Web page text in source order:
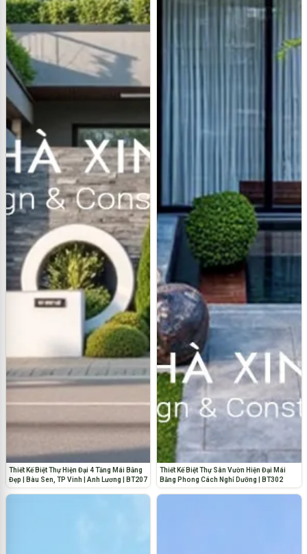
Thiết Kế Biệt Thự Hiện Đại 4 Tầng Mái Bằng
Đẹp | Bàu Sen, TP Vinh | Anh Lương | BT207
Thiết Kế Biệt Thự Sân Vườn Hiện Đại Mái
Bằng Phong Cách Nghỉ Dưỡng | BT302